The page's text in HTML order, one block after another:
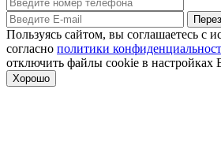
Пользуясь сайтом, вы соглашаетесь с
согласно политики
отключить файлы cookie в настройках
Хорошо